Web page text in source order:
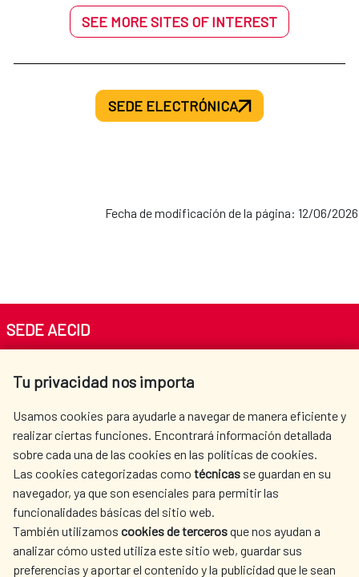
SEE MORE SITES OF INTEREST
SEDE ELECTRÓNICA
Fecha de modificación de la página: 12/06/2026
Tu privacidad nos importa
Usamos cookies para ayudarle a navegar de manera eficiente y
realizar ciertas funciones. Encontrará información detallada
sobre cada una de las cookies en las políticas de cookies.
Las cookies categorizadas como técnicas se guardan en su
navegador, ya que son esenciales para permitir las
funcionalidades básicas del sitio web.
También utilizamos cookies de tercerosque nos ayudan a
analizar cómo usted utiliza este sitio web, guardar sus
preferencias y aportar el contenido y la publicidad que le sean
SEDE AECID
Tel. +34 900 20 30 54​​​​​​​
AECID
WHERE DO WE COOPERATE?
SPANISH HUMANITARIAN
ACTION
PRESS ROOM
CULTURE AND SCIENCE LIBRARY